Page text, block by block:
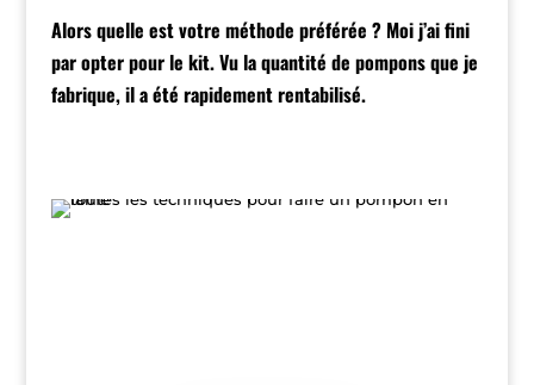
Alors quelle est votre méthode préférée ? Moi j’ai fini
par opter pour le kit. Vu la quantité de pompons que je
fabrique, il a été rapidement rentabilisé.